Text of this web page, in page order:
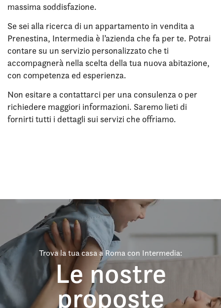
massima soddisfazione.
Se sei alla ricerca di un appartamento in vendita a
Prenestina, Intermedia è l’azienda che fa per te. Potrai
contare su un servizio personalizzato che ti
accompagnerà nella scelta della tua nuova abitazione,
con competenza ed esperienza.
Non esitare a contattarci per una consulenza o per
richiedere maggiori informazioni. Saremo lieti di
fornirti tutti i dettagli sui servizi che offriamo.
Trova la tua casa a Roma con Intermedia:
Le nostre
proposte